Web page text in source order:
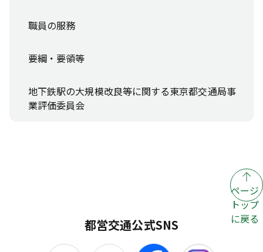
職員の服務
要綱・要領等
地下鉄駅の大規模改良等に関する東京都交通局事
業評価委員会
ページ
トップ
に戻る
都営交通公式SNS